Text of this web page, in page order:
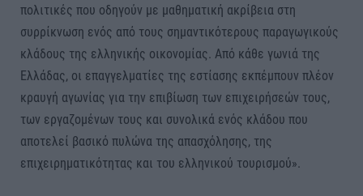
πολιτικές που οδηγούν με μαθηματική ακρίβεια στη
συρρίκνωση ενός από τους σημαντικότερους παραγωγικούς
κλάδους της ελληνικής οικονομίας. Από κάθε γωνιά της
Ελλάδας, οι επαγγελματίες της εστίασης εκπέμπουν πλέον
κραυγή αγωνίας για την επιβίωση των επιχειρήσεών τους,
των εργαζομένων τους και συνολικά ενός κλάδου που
αποτελεί βασικό πυλώνα της απασχόλησης, της
επιχειρηματικότητας και του ελληνικού τουρισμού».